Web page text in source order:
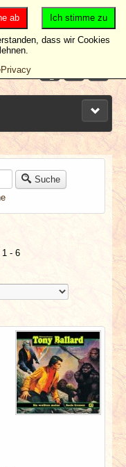
Suche
- 6
Ich stimme zu
ab
dass wir Cookies